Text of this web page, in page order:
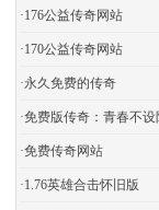
·176公益传奇网站
·170公益传奇网站
·永久免费的传奇
·免费版传奇：青春不
·免费传奇网站
·1.76英雄合击怀旧版